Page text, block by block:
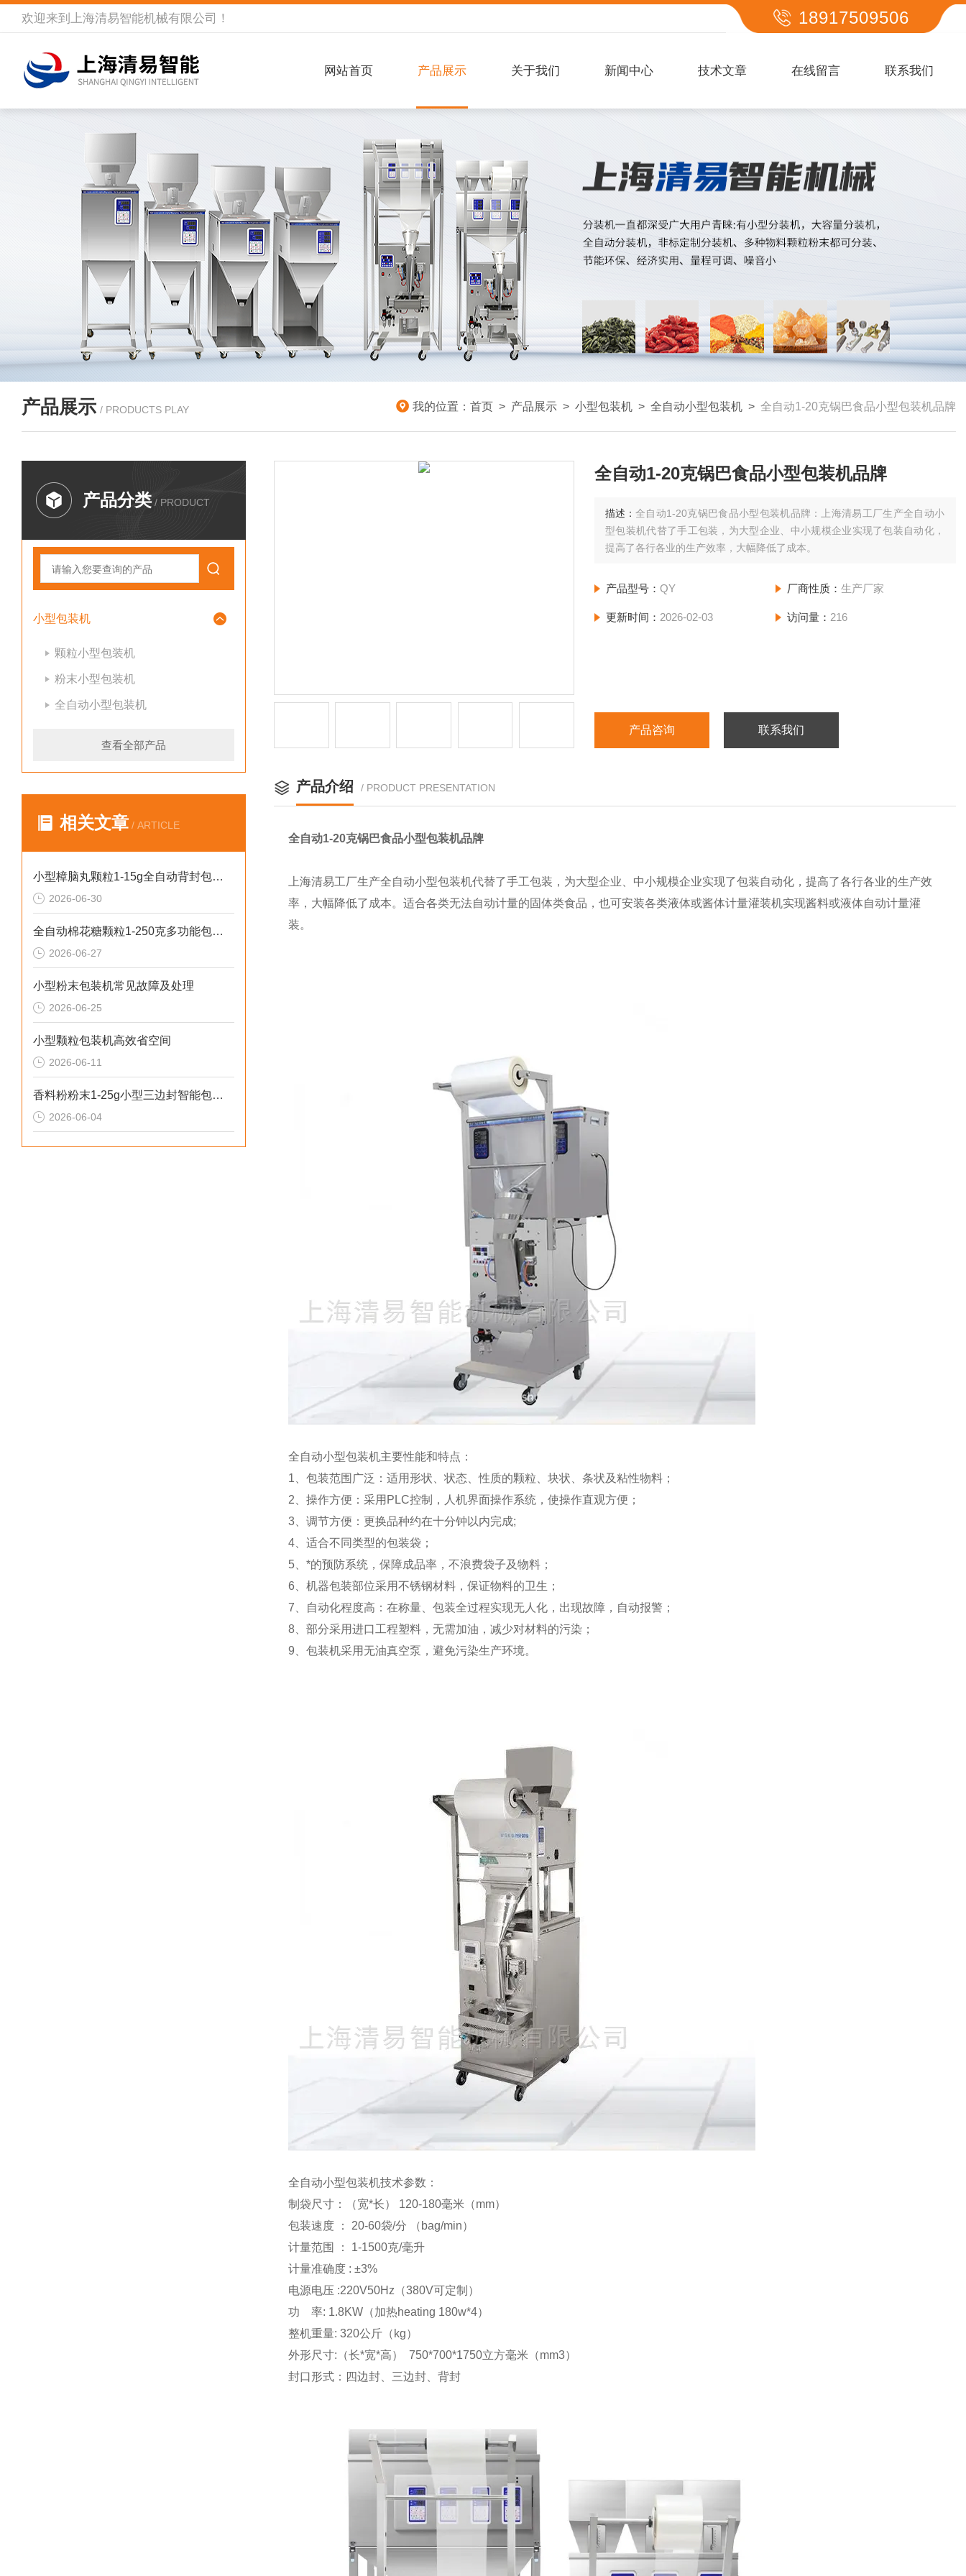
欢迎来到 上海清易智能机械有限公司 ！ 18917509506
网站首页 产品展示 关于我们 新闻中心 技术文章 在线留言 联系我们
产品展示 / PRODUCTS PLAY 我的位置： 首页 > 产品展示 > 小型包装机 > 全自动小型包装机 > 全自动1-20克锅巴食品小型包装机品牌
产品分类 / PRODUCT
小型包装机
颗粒小型包装机
粉末小型包装机
全自动小型包装机
查看全部产品
相关文章 / ARTICLE
小型樟脑丸颗粒1-15g全自动背封包装机哪家好
2026-06-30
全自动棉花糖颗粒1-250克多功能包装机新型号
2026-06-27
小型粉末包装机常见故障及处理
2026-06-25
小型颗粒包装机高效省空间
2026-06-11
香料粉粉末1-25g小型三边封智能包装机操作简单
2026-06-04
全自动1-20克锅巴食品小型包装机品牌
描述：全自动1-20克锅巴食品小型包装机品牌：上海清易工厂生产全自动小
型包装机代替了手工包装，为大型企业、中小规模企业实现了包装自动化，
提高了各行各业的生产效率，大幅降低了成本。
产品型号：QY 厂商性质： 生产厂家
更新时间： 2026-02-03 访问量： 216
产品咨询 联系我们
产品介绍 / PRODUCT PRESENTATION
全自动1-20克锅巴食品小型包装机品牌
上海清易工厂生产全自动小型包装机代替了手工包装，为大型企业、中小规模企业实现了包装自动化，提高了各行各业的生产效
率，大幅降低了成本。适合各类无法自动计量的固体类食品，也可安装各类液体或酱体计量灌装机实现酱料或液体自动计量灌
装。
全自动小型包装机主要性能和特点：
1、包装范围广泛：适用形状、状态、性质的颗粒、块状、条状及粘性物料；
2、操作方便：采用PLC控制，人机界面操作系统，使操作直观方便；
3、调节方便：更换品种约在十分钟以内完成;
4、适合不同类型的包装袋；
5、*的预防系统，保障成品率，不浪费袋子及物料；
6、机器包装部位采用不锈钢材料，保证物料的卫生；
7、自动化程度高：在称量、包装全过程实现无人化，出现故障，自动报警；
8、部分采用进口工程塑料，无需加油，减少对材料的污染；
9、包装机采用无油真空泵，避免污染生产环境。
全自动小型包装机技术参数：
制袋尺寸：（宽*长） 120-180毫米（mm）
包装速度 ： 20-60袋/分 （bag/min）
计量范围 ： 1-1500克/毫升
计量准确度 : ±3%
电源电压 :220V50Hz（380V可定制）
功 率: 1.8KW（加热heating 180w*4）
整机重量: 320公斤（kg）
外形尺寸:（长*宽*高） 750*700*1750立方毫米（mm3）
封口形式：四边封、三边封、背封